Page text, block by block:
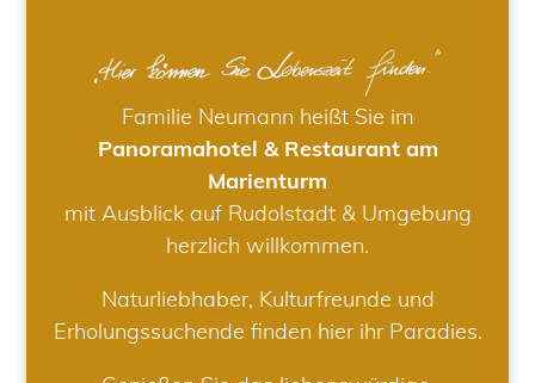
Familie Neumann heißt Sie im
Panoramahotel & Restaurant am
Marienturm
mit Ausblick auf Rudolstadt & Umgebung
herzlich willkommen.
Naturliebhaber, Kulturfreunde und
Erholungssuchende finden hier ihr Paradies.